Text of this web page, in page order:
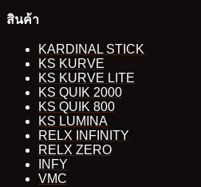
สินค้า
KARDINAL STICK
KS KURVE
KS KURVE LITE
KS QUIK 2000
KS QUIK 800
KS LUMINA
RELX INFINITY
RELX ZERO
INFY
VMC